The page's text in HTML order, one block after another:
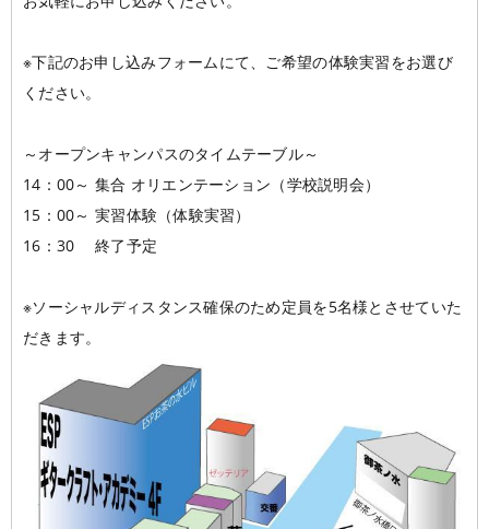
※下記のお申し込みフォームにて、ご希望の体験実習をお選び
ください。
～オープンキャンパスのタイムテーブル～
14：00～ 集合 オリエンテーション（学校説明会）
15：00～ 実習体験（体験実習）
16：30 終了予定
※ソーシャルディスタンス確保のため定員を5名様とさせていた
だきます。